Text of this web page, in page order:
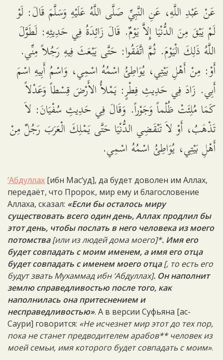
عَنْ عَبْدِ اللَّهِ، عَنِ النَّبِيِّ صَلَّى اللَّهُ عَلَيْهِ وَسَلَّمَ قَالَ: لَوْ
لَمْ يَبْقَ مِنَ الدُّنْيَا إِلاَّ يَوْمٌ. قَالَ زَائِدَةُ فِي حَدِيثِهِ: لَطَوَّلَ
اللَّهُ ذَلِكَ الْيَوْمَ. ثُمَّ اتَّفَقُوا: حَتَّى يَبْعَثَ فِيهِ رَجُلاً مِنِّي.
أَوْ: مِنْ أَهْلِ بَيْتِي، يُوَاطِئُ اسْمُهُ اسْمِي، وَاسْمُ أَبِيهِ اسْمَ
أَبِي. زَادَ فِي حَدِيثِ فِطْرٍ: يَمْلأُ الأَرْضَ قِسْطاً وَعَدْلاً
كَمَا مُلِئَتْ ظُلْماً وَجَوْراً. وَقَالَ فِي حَدِيثِ سُفْيَانَ: لاَ
تَذْهَبُ، أَوْ لاَ تَنْقَضِي الدُّنْيَا حَتَّى يَمْلِكَ الْعَرَبَ رَجُلٌ مِنْ
أَهْلِ بَيْتِي، يُوَاطِئُ اسْمُهُ اسْمِي.
‘Абдуллах [ибн Мас‘уд], да будет доволен им Аллах,
передаёт, что Пророк, мир ему и благословение
Аллаха, сказал: «Если бы осталось миру
существовать всего один день, Аллах продлил бы
этот день, чтобы послать в него человека из моего
потомства[или из людей дома моего]*. Имя его
будет совпадать с моим именем, а имя его отца
будет совпадать с именем моего отца[, то естьего
будут звать Мухаммад ибн ‘Абдуллах]. Он наполнит
землю справедливостью после того, как
наполнилась она притеснением и
несправедливостью». А в версии Суфьяна [ас-
Саури] говорится: «Не исчезнет мир этот до тех пор,
пока не станет предводителем арабов** человек из
моей семьи, имя которого будет совпадать с моим».